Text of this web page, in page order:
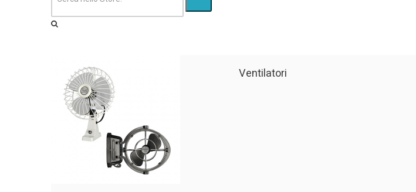
Ventilatori